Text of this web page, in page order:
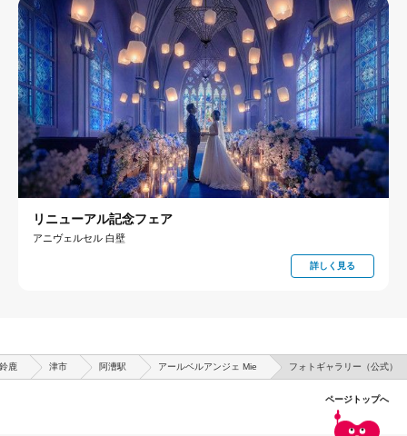
リニューアル記念フェア
アニヴェルセル 白壁
詳しく見る
鹿 津市 阿漕駅 アールベルアンジェ Mie フォトギャラリー（公式）
ページトップへ